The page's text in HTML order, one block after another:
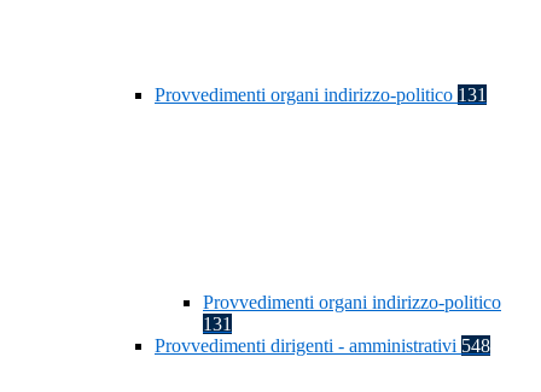
Provvedimenti organi indirizzo-politico 131
Provvedimenti organi indirizzo-politico
131
Provvedimenti dirigenti - amministrativi 548